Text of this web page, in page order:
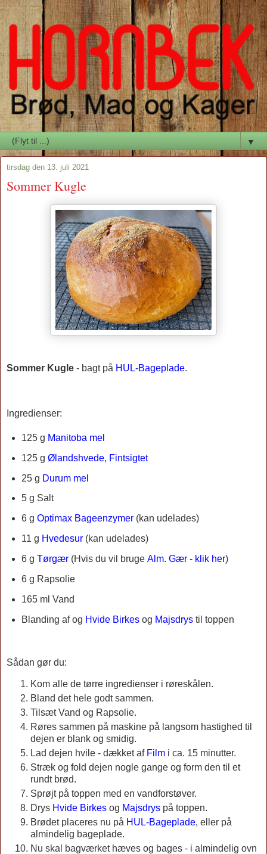
▼
tirsdag den 13. juli 2021
Sommer Kugle
Sommer Kugle - bagt på HUL-Bageplade.
Ingredienser:
125 g Manitoba mel
125 g Ølandshvede, Fintsigtet
25 g Durum mel
5 g Salt
6 g Optimax Bageenzymer(kan udelades)
11 g Hvedesur(kan udelades)
6 g Tørgær(Hvis du vil bruge Alm. Gær - klik her)
6 g Rapsolie
165 ml Vand
Blanding af og Hvide Birkesog Majsdrystil toppen
Sådan gør du:
Kom alle de tørre ingredienser i røreskålen.
Bland det hele godt sammen.
Tilsæt Vand og Rapsolie.
Røres sammen på maskine på langsom hastighed til
dejen er blank og smidig.
Lad dejen hvile - dækket af Film i ca. 15 minutter.
Stræk og fold dejen nogle gange og form den til et
rundt brød.
Sprøjt på toppen med en vandforstøver.
Drys Hvide Birkes og Majsdrys på toppen.
Brødet placeres nu på HUL-Bageplade, eller på
almindelig bageplade.
Nu skal bagværket hæves og bages - i almindelig ovn